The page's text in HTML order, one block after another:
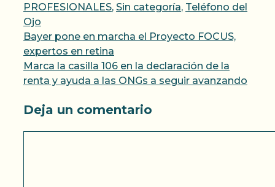
PROFESIONALES, Sin categoría, Teléfono del
Ojo
Bayer pone en marcha el Proyecto FOCUS,
expertos en retina
Marca la casilla 106 en la declaración de la
renta y ayuda a las ONGs a seguir avanzando
Deja un comentario